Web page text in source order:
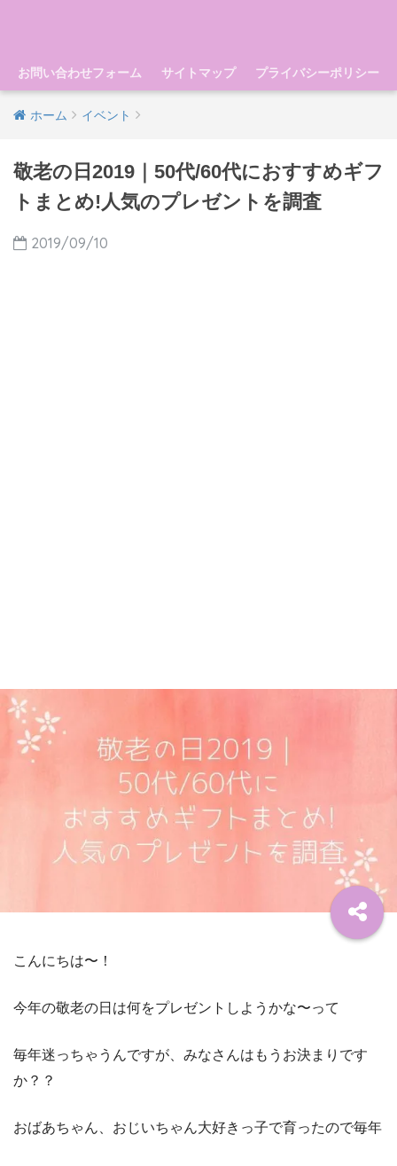
お問い合わせフォーム サイトマップ プライバシーポリシー
ホーム イベント
敬老の日2019｜50代/60代におすすめギフ
トまとめ!人気のプレゼントを調査
2019/09/10
こんにちは〜！
今年の敬老の日は何をプレゼントしようかな〜って
毎年迷っちゃうんですが、みなさんはもうお決まりです
か？？
おばあちゃん、おじいちゃん大好きっ子で育ったので毎年